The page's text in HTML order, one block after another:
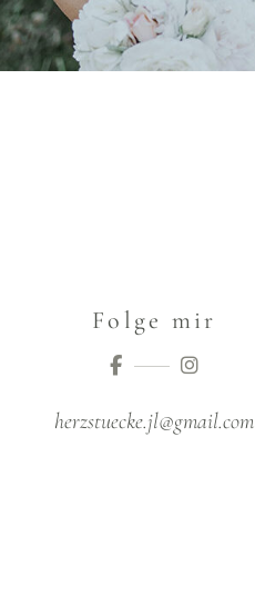
Folge mir
herzstuecke.jl@gmail.com